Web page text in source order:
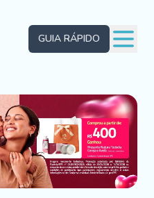
GUIA RÁPIDO